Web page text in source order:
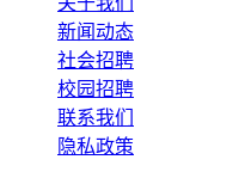
新闻动态
社会招聘
校园招聘
联系我们
隐私政策